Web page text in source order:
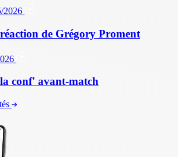
2026
de Grégory Proment
conf' avant-match